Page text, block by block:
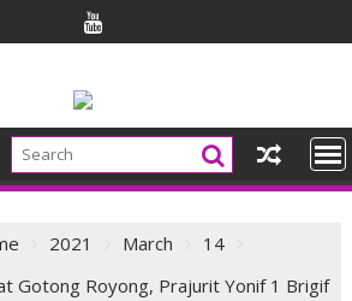
2021 March
14
Gotong Royong, Prajurit Yonif 1 Brigif